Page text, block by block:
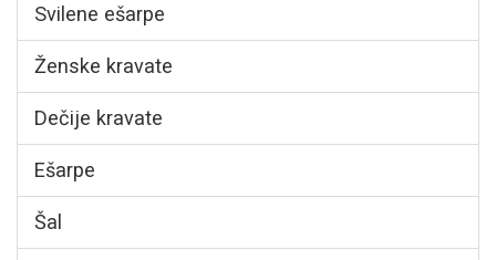
Svilene ešarpe
Ženske kravate
Dečije kravate
Ešarpe
Šal